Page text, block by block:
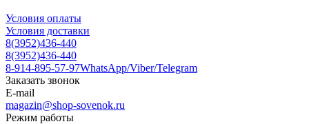
Условия оплаты
Условия доставки
8(3952)436-440
8(3952)436-440
8-914-895-57-97WhatsApp/Viber/Telegram
Заказать звонок
E-mail
magazin@shop-sovenok.ru
Режим работы